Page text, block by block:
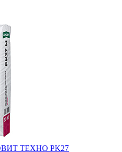
ТЕХНО PK27